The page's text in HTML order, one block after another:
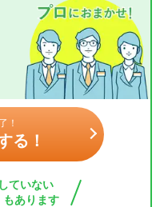
！
る！
ていない
もあります